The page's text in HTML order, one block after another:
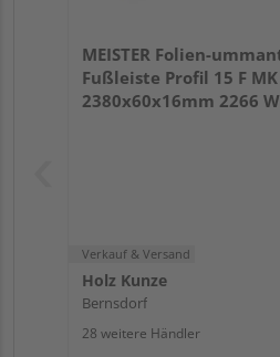
MEISTER Folien-
Fußleiste Profil 15 F MK
2380x60x16mm 2266
Verkauf & Versand
Holz Kunze
Bernsdorf
28 weitere Händler